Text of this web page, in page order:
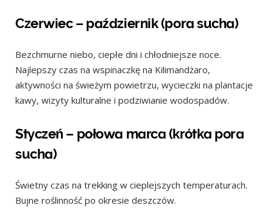
Czerwiec – październik (pora sucha)
Bezchmurne niebo, ciepłe dni i chłodniejsze noce.
Najlepszy czas na wspinaczkę na Kilimandżaro,
aktywności na świeżym powietrzu, wycieczki na plantacje
kawy, wizyty kulturalne i podziwianie wodospadów.
Styczeń – połowa marca (krótka pora
sucha)
Świetny czas na trekking w cieplejszych temperaturach.
Bujne roślinność po okresie deszczów.